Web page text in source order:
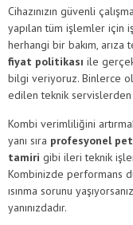
Cihazınızın güvenli
yapılan tüm işlemler için
herhangi bir bakım,
fiyat politikası ile
bilgi veriyoruz. Binlerce
edilen teknik servislerden
Kombi verimliliğini
yanı sıra profesyonel
tamiri gibi ileri teknik
Kombinizde performans
ısınma sorunu
yanınızdadır.